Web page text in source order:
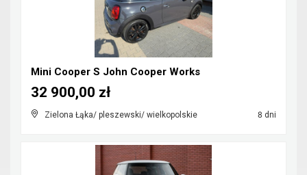
Mini Cooper S John Cooper Works
Zielona Łąka/ pleszewski/ wielkopolskie 8 dni
32 900,00 zł